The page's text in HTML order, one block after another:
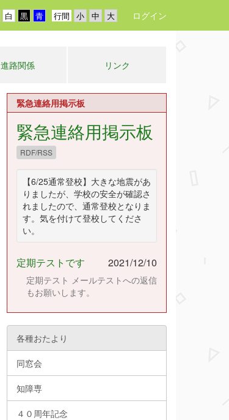
行間
ログイン
進路関係 リンク
緊急連絡用掲示板
緊急連絡用掲示板
RDF/RSS
【6/25通常登校】大きな地震があ
りましたが、学校の安全が確認さ
れましたので、通常登校となりま
す。気を付けて登校してくださ
い。
定期テストです 2021/12/10
定期テスト メールテストへの返信
もお願いします。
各種おたより
同窓会
知障専
４０周年記念